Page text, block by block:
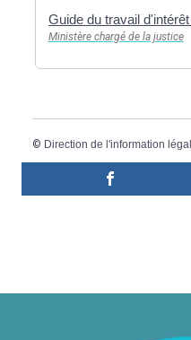
Guide du travail
Ministère chargé de la justice
© Direction de l'information